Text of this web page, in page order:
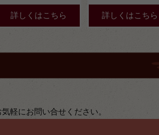
詳しくはこちら 詳しくはこちら
軽にお問い合せください。